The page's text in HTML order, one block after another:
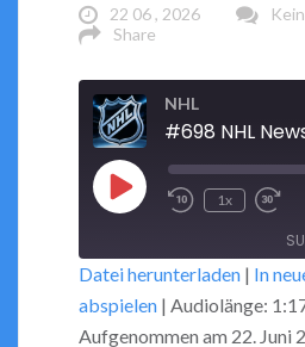
22 06 , 2026
Share
NHL
Play
Rewind
Seconds
1x
Fast
30
RSS FEED
SHARE
Datei herunterladen | In
abspielen | Audiolänge:
Aufgenommen am 22. Juni